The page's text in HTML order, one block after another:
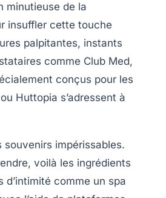
minutieuse de la
insuffler cette touche
palpitantes, instants
comme Club Med,
conçus pour les
Huttopia s’adressent à
souvenirs impérissables.
voilà les ingrédients
comme un spa